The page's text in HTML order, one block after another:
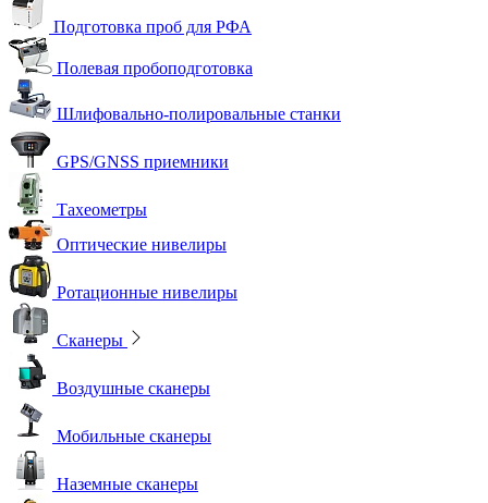
Подготовка проб для РФА
Полевая пробоподготовка
Шлифовально-полировальные станки
GPS/GNSS приемники
Тахеометры
Оптические нивелиры
Ротационные нивелиры
Сканеры
Воздушные сканеры
Мобильные сканеры
Наземные сканеры